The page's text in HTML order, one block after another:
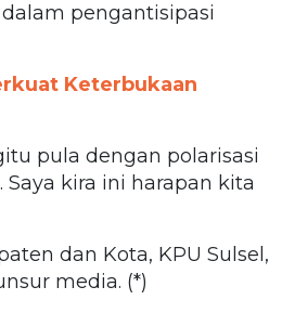
pengantisipasi
Keterbukaan
pula dengan polarisasi
kira ini harapan kita
dan Kota, KPU Sulsel,
media. (*)